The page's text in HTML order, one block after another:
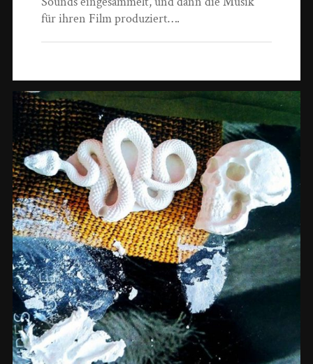
für ihren Film produziert….